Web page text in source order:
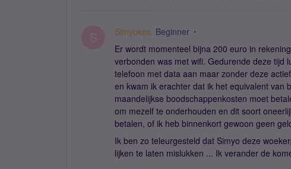
Simyokes Beginner
Er wordt momenteel bijna 200 euro in
verbonden was met wifi. Gedurende deze tijd
telefoon met data aan maar zonder deze
en kwam ik erachter dat ik het equivalent van
maandelijkse boodschappenkosten moet
om mezelf te onderhouden en dit soort
betalen, of ik heb binnenkort gewoon geen
Ik ben zo teleurgesteld dat Simyo deze
lijken te laten mislukken ... Ik verander de